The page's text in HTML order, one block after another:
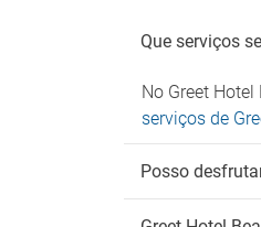
Que serviços
No Greet
serviços de
Posso